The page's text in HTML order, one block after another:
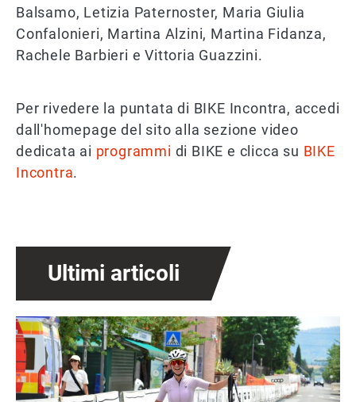
Balsamo, Letizia Paternoster, Maria Giulia
Confalonieri, Martina Alzini, Martina Fidanza,
Rachele Barbieri e Vittoria Guazzini.
Per rivedere la puntata di BIKE Incontra, accedi
dall'homepage del sito alla sezione video
dedicata ai programmi di BIKE e clicca su BIKE
Incontra.
Ultimi articoli
Immagine